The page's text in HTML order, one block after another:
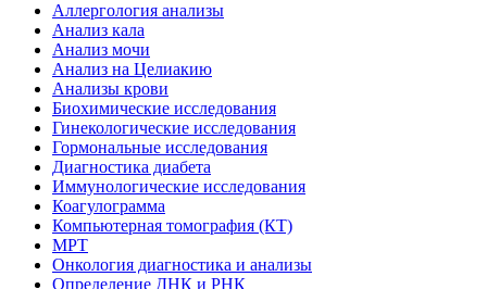
Аллергология анализы
Анализ кала
Анализ мочи
Анализ на Целиакию
Анализы крови
Биохимические исследования
Гинекологические исследования
Гормональные исследования
Диагностика диабета
Иммунологические исследования
Коагулограмма
Компьютерная томография (КТ)
МРТ
Онкология диагностика и анализы
Определение ДНК и РНК